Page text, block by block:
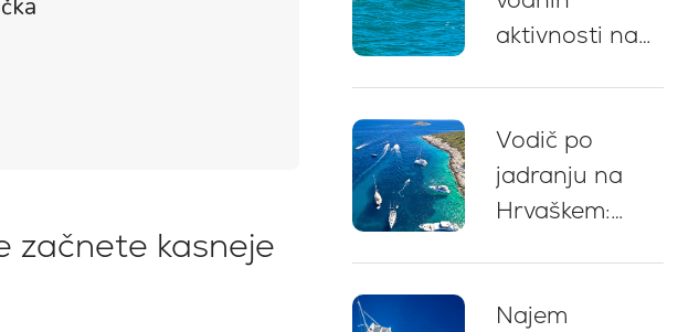
začnete kasneje
aktivnosti na
Vodič po
jadranju na
Hrvaškem:
in priporočila
Najem